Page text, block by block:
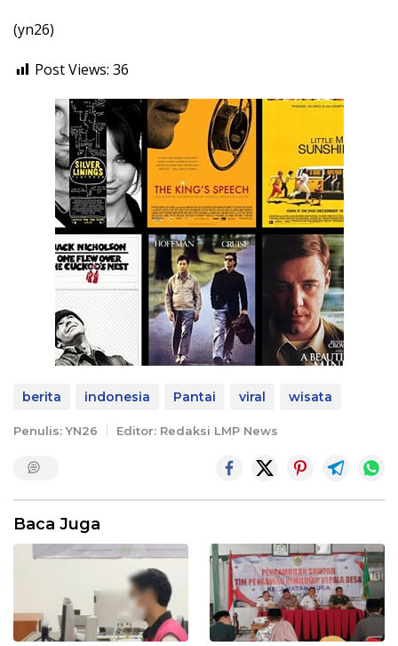
(yn26)
Post Views: 36
berita indonesia Pantai viral wisata
Penulis: YN26 Editor: Redaksi LMP News
Baca Juga